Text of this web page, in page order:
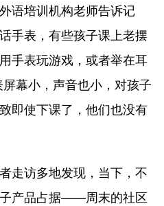
黑龙江
日本語 한국어
培训机构老师告诉记
手表，有些孩子课上老摆
手表玩游戏，或者举在耳
幕小，声音也小，对孩子
即使下课了，他们也没有
访多地发现，当下，不
产品占据——周末的社区